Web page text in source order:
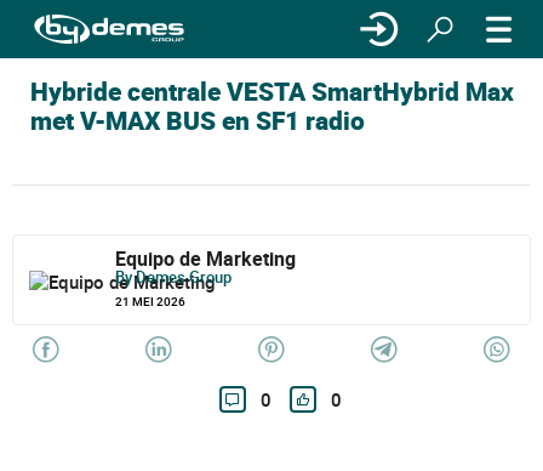
Hybride centrale VESTA SmartHybrid Max
met V-MAX BUS en SF1 radio
Equipo de Marketing
By Demes Group
21 MEI 2026
0 0